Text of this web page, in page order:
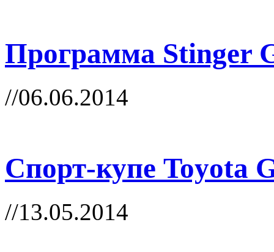
Программа Stinger
//06.06.2014
Cпорт-купе Toyota
//13.05.2014